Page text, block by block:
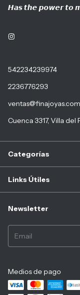
𝙃𝙖𝙨 𝙩𝙝𝙚 𝙥𝙤𝙬𝙚𝙧 𝙩𝙤
542234239974
2236776293
ventas@finajoyas.com
Cuenca 3317, Villa del
Categorías
Links Útiles
Newsletter
Medios de pago